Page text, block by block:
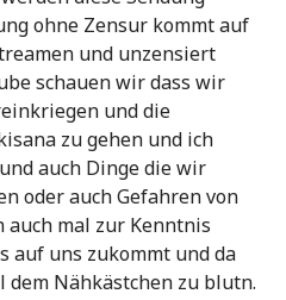
ohne Zensur kommt auf
und unzensiert
schauen wir dass wir
und die
zu gehen und ich
auch Dinge die wir
oder auch Gefahren von
mal zur Kenntnis
auf uns zukommt und da
Nähkästchen zu blutn.